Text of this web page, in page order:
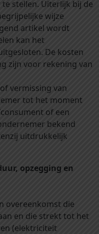
stellen. Uiterlijk bij de
wijze
artikel wordt
kan het
De kosten
zijn voor rekening van
vermissing van
tot het moment
of een
bekend
uitdrukkelijk
opzegging en
overeenkomst die
en die strekt tot het
(elektriciteit